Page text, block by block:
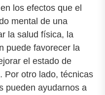
los efectos que el
mental de una
la salud física, la
puede favorecer la
el estado de
Por otro lado, técnicas
pueden ayudarnos a